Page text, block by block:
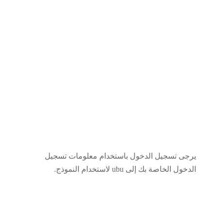
يرجى تسجيل الدخول باستخدام معلومات تسجيل
الدخول الخاصة بك إلى ubu لاستخدام النموذج.